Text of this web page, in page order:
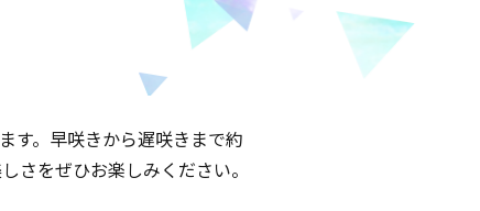
す。早咲きから遅咲きまで約
さをぜひお楽しみください。